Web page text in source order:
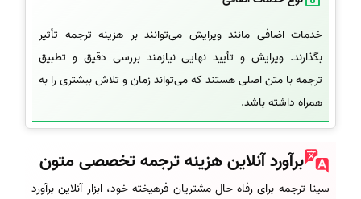
خدمات اضافی مانند ویرایش می‌توانند بر هزینه ترجمه تأثیر
بگذارند. ویرایش و تأیید نهایی نیازمند بررسی دقیق و تطبیق
ترجمه با متن اصلی هستند که می‌تواند زمان و تلاش بیشتری را به
همراه داشته باشد.
برآورد آنلاین هزینه ترجمه تخصصی متون
سینا ترجمه برای رفاه حال مشتریان فرهیخته خود، ابزار آنلاین برآورد